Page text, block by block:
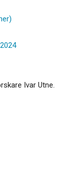
Ivar Utne.